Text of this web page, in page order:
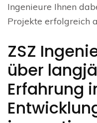
Ingenieure Ihnen
Projekte erfolgreich
ZSZ
über
Erfahrung